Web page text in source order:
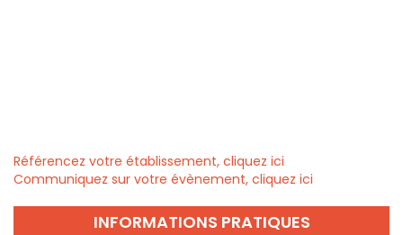
Référencez votre établissement, cliquez ici
Communiquez sur votre évènement, cliquez ici
INFORMATIONS PRATIQUES